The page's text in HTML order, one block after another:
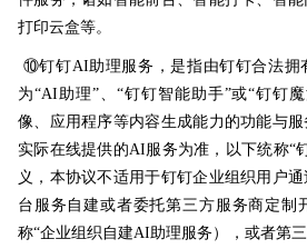
打印云盒等。
⑩钉钉AI助理服务，是指由钉钉合法拥
为“AI助理”、“钉钉智能助手”或“钉钉
像、应用程序等内容生成能力的功能与
实际在线提供的AI服务为准，以下统称“
义，本协议不适用于钉钉企业组织用户
台服务自建或者委托第三方服务商定制
称“企业组织自建AI助理服务），或者第